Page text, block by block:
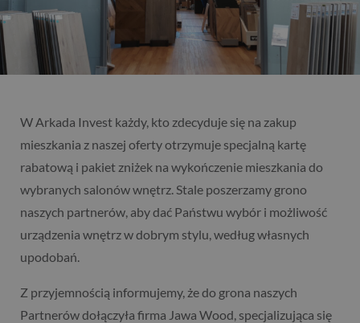
W Arkada Invest każdy, kto zdecyduje się na zakup
mieszkania z naszej oferty otrzymuje specjalną kartę
rabatową i pakiet zniżek na wykończenie mieszkania do
wybranych salonów wnętrz. Stale poszerzamy grono
naszych partnerów, aby dać Państwu wybór i możliwość
urządzenia wnętrz w dobrym stylu, według własnych
upodobań.
Z przyjemnością informujemy, że do grona naszych
Partnerów dołączyła firma Jawa Wood, specjalizująca się